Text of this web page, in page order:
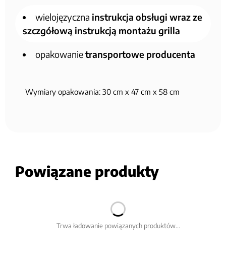
wielojęzyczna instrukcja obsługi wraz ze
szczgółową instrukcją montażu grilla
opakowanietransportowe producenta
Wymiary opakowania: 30 cm x 47 cm x 58 cm
Powiązane produkty
Trwa ładowanie powiązanych produktów...